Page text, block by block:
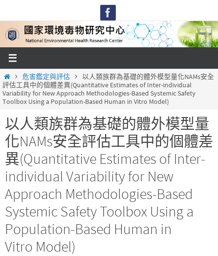
content
Home危害鑑定與評估
以人類族群為基礎的體外模型量化NAMs安全
評估工具中的個體差異(Quantitative Estimates of Inter-individual
Variability for New Approach Methodologies-Based Systemic Safety
Toolbox Using a Population-Based Human in Vitro Model)
以人類族群為基礎的體外模型量
化NAMs安全評估工具中的個體差
異(Quantitative Estimates of Inter-
individual Variability for New
Approach Methodologies-Based
Systemic Safety Toolbox Using a
Population-Based Human in
Vitro Model)